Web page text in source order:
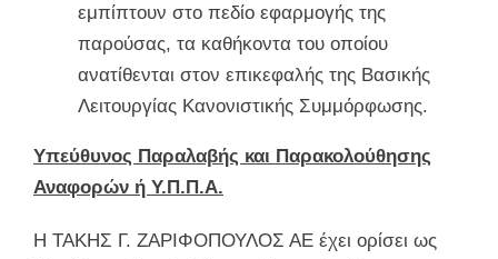
εμπίπτουν στο πεδίο εφαρμογής της
παρούσας, τα καθήκοντα του οποίου
ανατίθενται στον επικεφαλής της Βασικής
Λειτουργίας Κανονιστικής Συμμόρφωσης.
Υπεύθυνος Παραλαβής και Παρακολούθησης
Αναφορών ή Υ.Π.Π.Α.
Η ΤΑΚΗΣ Γ. ΖΑΡΙΦΟΠΟΥΛΟΣ ΑΕ έχει ορίσει ως